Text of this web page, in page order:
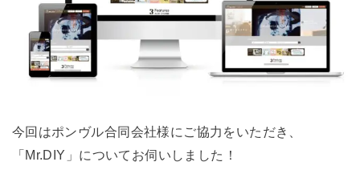
今回はポンヴル合同会社様にご協力をいただき、
「Mr.DIY」についてお伺いしました！